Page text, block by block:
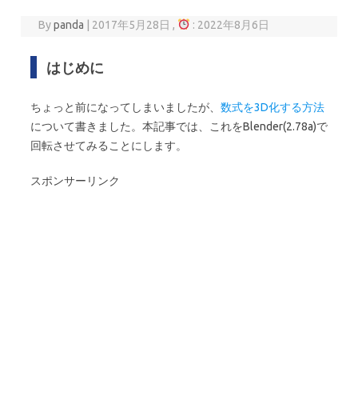
Bypanda 2017年5月28日 , : 2022年8月6日
はじめに
ちょっと前になってしまいましたが、 数式を3D化する方法
について書きました。本記事では、これをBlender(2.78a)で
回転させてみることにします。
スポンサーリンク